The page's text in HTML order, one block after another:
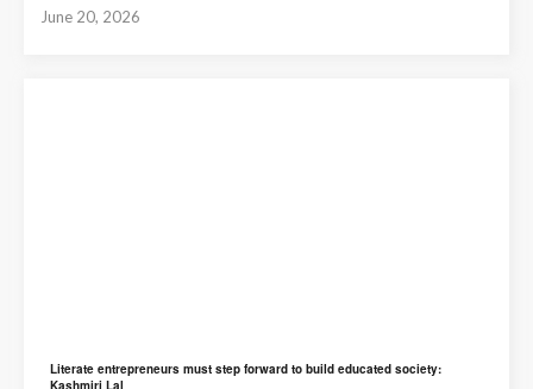
June 20, 2026
Literate entrepreneurs must step forward to build educated society:
Kashmiri Lal